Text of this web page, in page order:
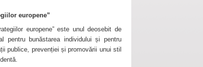
europene”
europene” este unul deosebit de
pentru bunăstarea individului și pentru
publice, prevenției și promovării unui stil